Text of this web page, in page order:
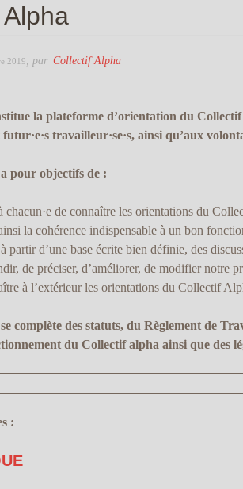
2019 par Collectif Alpha
la plateforme d’orientation du Collectif
futur·e·s travailleur·se·s, ainsi qu’aux
pour objectifs de :
chacun­·e de connaître les orientations du
la cohérence indispensable à un bon
partir d’une base écrite bien définie, des
de préciser, d’améliorer, de modifier notre
à l’extérieur les orientations du Collectif
complète des statuts, du Règlement de
du Collectif alpha ainsi que des
: